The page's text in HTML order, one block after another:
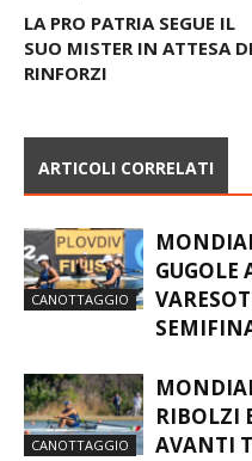
LA PRO PATRIA SEGUE IL
SUO MISTER IN ATTESA
RINFORZI
ARTICOLI CORRELATI
CANOTTAGGIO
GUGOLE
CANOTTAGGIO
RIBOLZI
AVANTI